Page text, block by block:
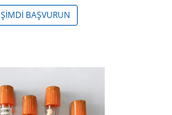
ŞIMDI BAŞVURUN